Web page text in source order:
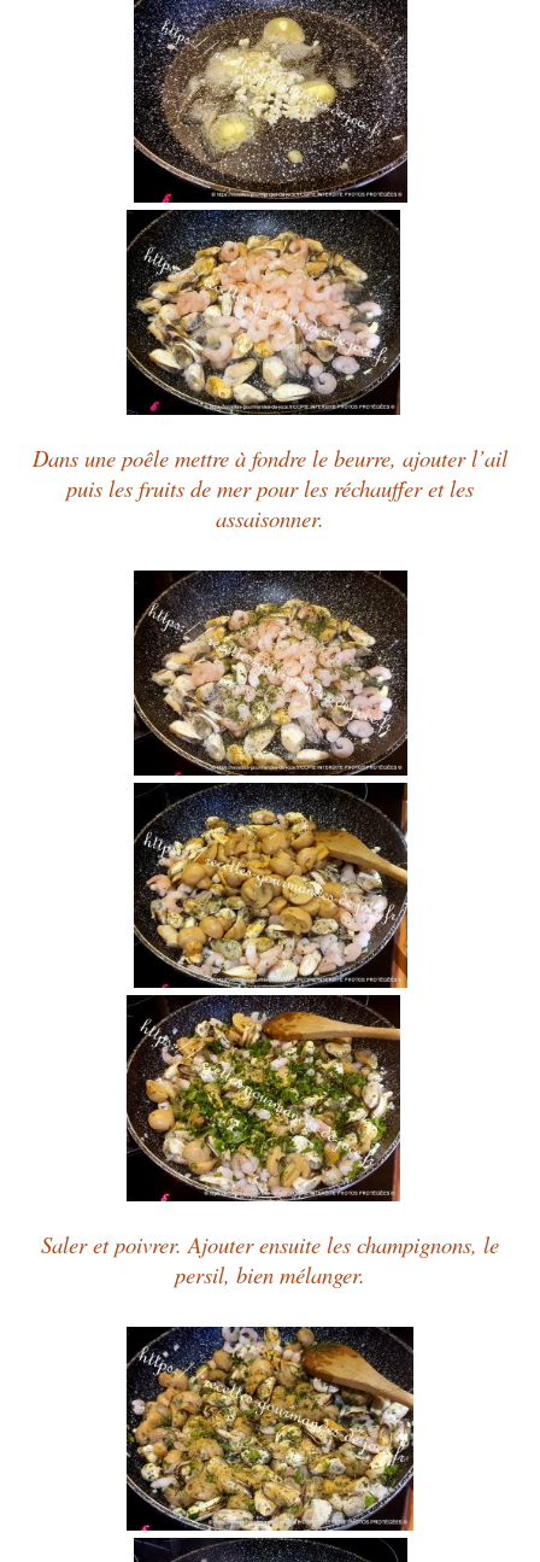
Dans une poêle mettre à fondre le beurre, ajouter l’ail
puis les fruits de mer pour les réchauffer et les
assaisonner.
Saler et poivrer. Ajouter ensuite les champignons, le
persil, bien mélanger.